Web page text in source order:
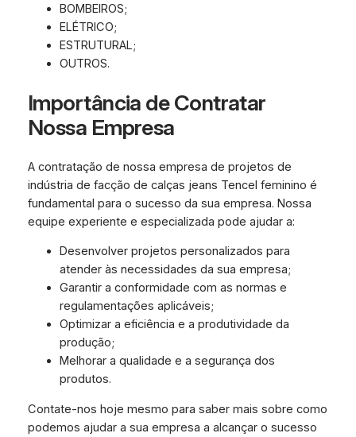
BOMBEIROS;
ELÉTRICO;
ESTRUTURAL;
OUTROS.
Importância de Contratar
Nossa Empresa
A contratação de nossa empresa de projetos de
indústria de facção de calças jeans Tencel feminino é
fundamental para o sucesso da sua empresa. Nossa
equipe experiente e especializada pode ajudar a:
Desenvolver projetos personalizados para
atender às necessidades da sua empresa;
Garantir a conformidade com as normas e
regulamentações aplicáveis;
Optimizar a eficiência e a produtividade da
produção;
Melhorar a qualidade e a segurança dos
produtos.
Contate-nos hoje mesmo para saber mais sobre como
podemos ajudar a sua empresa a alcançar o sucesso